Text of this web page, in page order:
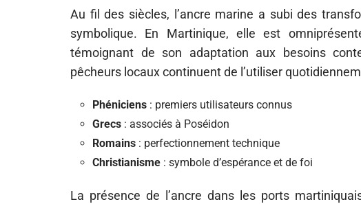
Au fil des siècles, l’ancre marine a subi des
symbolique. En Martinique, elle est
témoignant de son adaptation aux besoins
pêcheurs locaux continuent de l’utiliser
Phéniciens : premiers utilisateurs connus
Grecs : associés à Poséidon
Romains : perfectionnement technique
Christianisme : symbole d’espérance et de foi
La présence de l’ancre dans les ports